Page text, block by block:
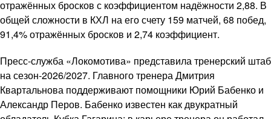
отражённых бросков с коэффициентом надёжности 2,88. В
общей сложности в КХЛ на его счету 159 матчей, 68 побед,
91,4% отражённых бросков и 2,74 коэффициент.
Пресс-служба «Локомотива» представила тренерский штаб
на сезон-2026/2027. Главного тренера Дмитрия
Квартальнова поддерживают помощники Юрий Бабенко и
Александр Перов. Бабенко известен как двукратный